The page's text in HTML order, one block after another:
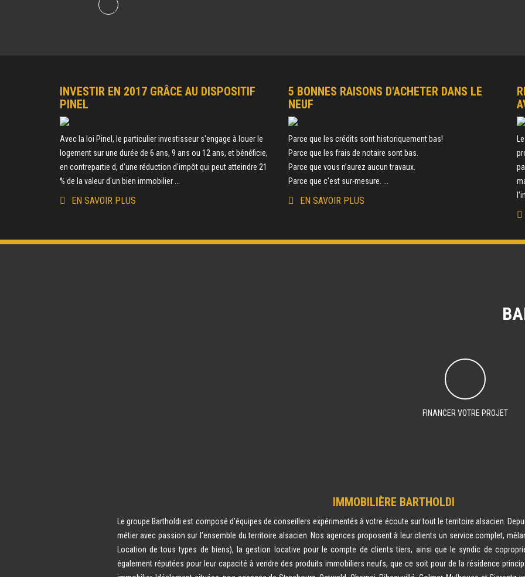
INVESTIR EN 2017 GRÂCE AU DISPOSITIF
PINEL
Avec la loi Pinel, le particulier investisseur s'engage à louer le
logement sur une durée de 6 ans, 9 ans ou 12 ans, et bénéficie,
en contrepartie d, d'une réduction d'impôt qui peut atteindre 21
% de la valeur d'un bien immobilier ...
EN SAVOIR PLUS
5 BONNES RAISONS D'ACHETER DANS LE
NEUF
Parce que les crédits sont historiquement bas!
Parce que les frais de notaire sont bas.
Parce que vous n’aurez aucun travaux.
Parce que c'est sur-mesure. ...
EN SAVOIR PLUS
FINANCER VOTRE PROJET
IMMOBILIÈRE BARTHOLDI
Le groupe Bartholdi est composé d’équipes de conseillers expérimentés à votre écoute sur tout le territoire alsacien.
métier avec passion sur l’ensemble du territoire alsacien. Nos agences proposent à leur clients un service complet,
Location de tous types de biens), la gestion locative pour le compte de clients tiers, ainsi que le syndic de
également réputées pour leur capacité à vendre des produits immobiliers neufs, que ce soit pour de la résidence